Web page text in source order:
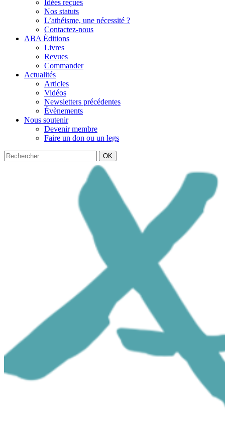
Idées reçues
Nos statuts
L’athéisme, une nécessité ?
Contactez-nous
ABA Éditions
Livres
Revues
Commander
Actualités
Articles
Vidéos
Newsletters précédentes
Évènements
Nous soutenir
Devenir membre
Faire un don ou un legs
OK